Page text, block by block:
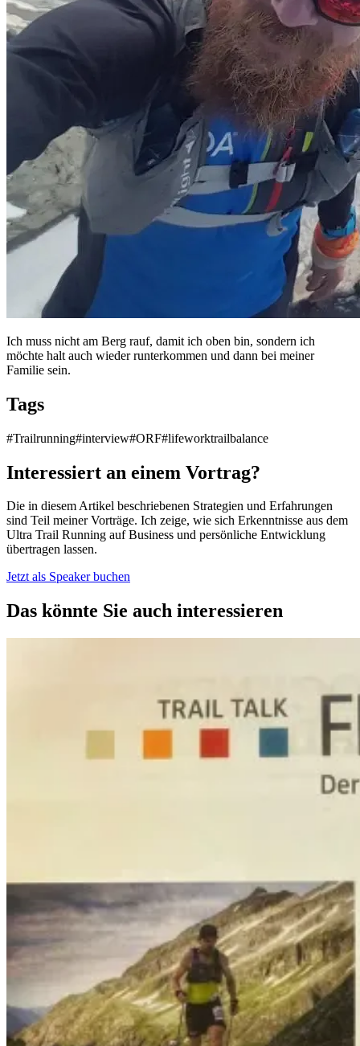
Ich muss nicht am Berg rauf, damit ich oben bin, sondern ich
möchte halt auch wieder runterkommen und dann bei meiner
Familie sein.
Tags
#Trailrunning#interview#ORF#lifeworktrailbalance
Interessiert an einem Vortrag?
Die in diesem Artikel beschriebenen Strategien und Erfahrungen
sind Teil meiner Vorträge. Ich zeige, wie sich Erkenntnisse aus dem
Ultra Trail Running auf Business und persönliche Entwicklung
übertragen lassen.
Jetzt als Speaker buchen
Das könnte Sie auch interessieren